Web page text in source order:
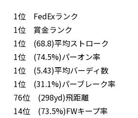
1位 FedExランク
1位 賞金ランク
1位 (68.8)平均ストローク
1位 (74.5%)パーオン率
1位 (5.43)平均バーディ数
1位 (31.1%)パーブレーク率
76位 (298yd)飛距離
14位 (73.5%)FWキープ率